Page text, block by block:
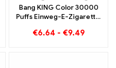
Bang KING Color 30000
Puffs Einweg-E-Zigarette.
aus kühlem
€6.64 - €9.49